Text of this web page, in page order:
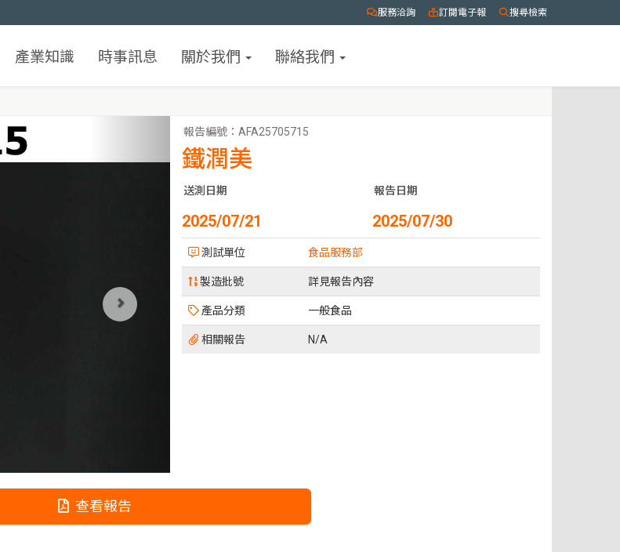
服務洽詢 訂閱電子報 搜尋檢索
產業知識 時事訊息 關於我們 聯絡我們
報告編號： AFA25705715
鐵潤美
送測日期
2025/07/21
報告日期
2025/07/30
測試單位 食品服務部
製造批號 詳見報告內容
產品分類 一般食品
相關報告 N/A
查看報告